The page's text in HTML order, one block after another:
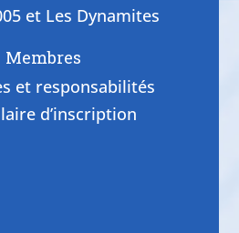
et Les Dynamites
Membres
et responsabilités
d’inscription